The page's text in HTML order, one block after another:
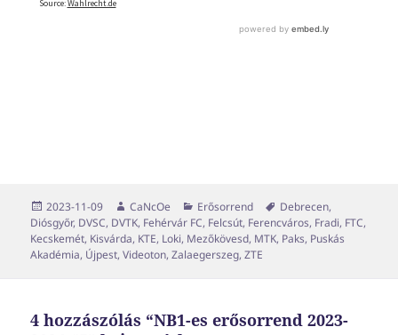
Közzétéve
2023-11-09 Szerző
CaNcOe Kategória
Erősorrend Címke
Debrecen,
Diósgyőr, DVSC, DVTK, Fehérvár FC, Felcsút, Ferencváros, Fradi, FTC,
Kecskemét, Kisvárda, KTE, Loki, Mezőkövesd, MTK, Paks, Puskás
Akadémia, Újpest,Videoton,Zalaegerszeg,ZTE
4 hozzászólás “NB1-es erősorrend 2023-